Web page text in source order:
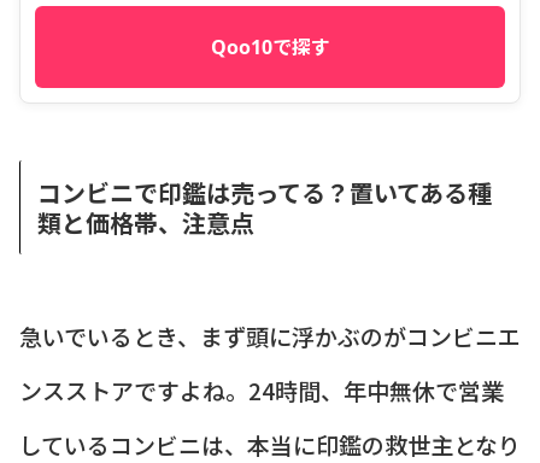
Qoo10で探す
コンビニで印鑑は売ってる？置いてある種
類と価格帯、注意点
急いでいるとき、まず頭に浮かぶのがコンビニエ
ンスストアですよね。24時間、年中無休で営業
しているコンビニは、本当に印鑑の救世主となり